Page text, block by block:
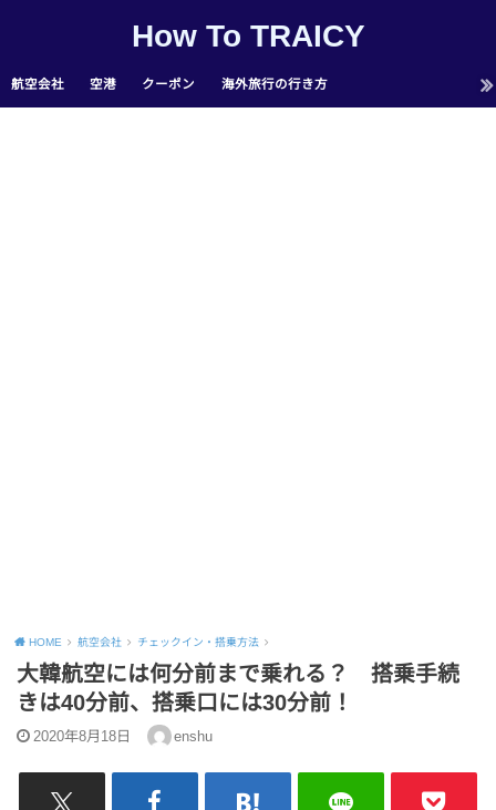
How To TRAICY
航空会社 空港 クーポン 海外旅行の行き方
HOME 航空会社 チェックイン・搭乗方法
大韓航空には何分前まで乗れる？ 搭乗手続
きは40分前、搭乗口には30分前！
2020年8月18日 enshu